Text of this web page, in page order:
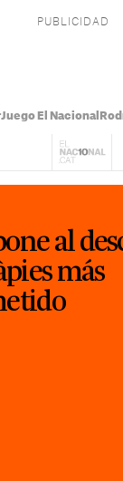
Juego El Nacional
al
más